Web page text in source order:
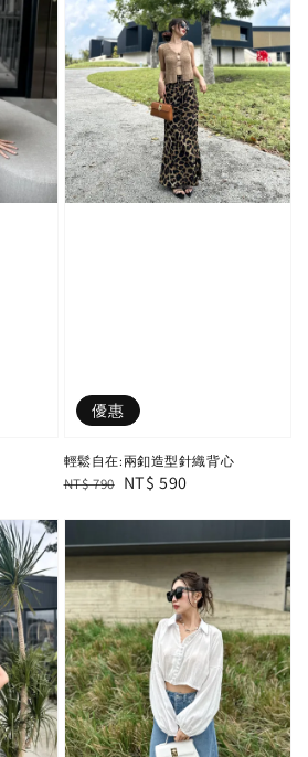
優惠
輕鬆自在:兩釦造型針織背心
Regular
NT$ 790 Sale
NT$ 590